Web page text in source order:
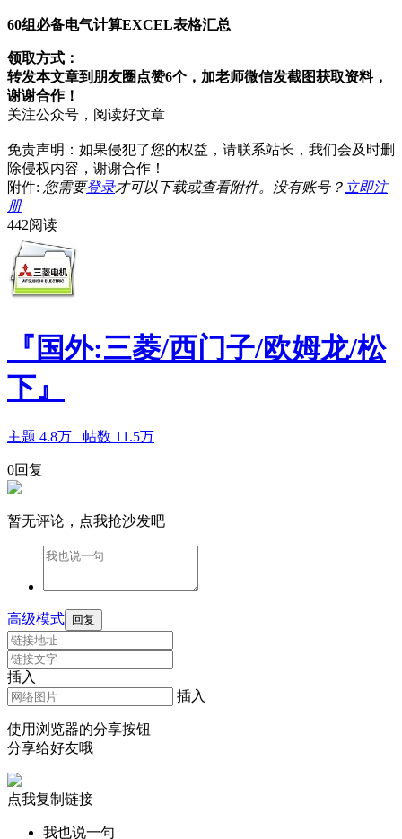
60组必备电气计算EXCEL表格汇总
领取方式：
转发本文章到朋友圈 点赞6个， 加老师微信发截图获取资料，
谢谢合作！
关注公众号，阅读好文章
免责声明：如果侵犯了您的权益，请联系站长，我们会及时删
除侵权内容，谢谢合作！
附件: 您需要登录才可以下载或查看附件。没有账号？ 立即注
册
442阅读
『国外:三菱/西门子/欧姆龙/松
下』
主题 4.8万 帖数 11.5万
0回复
暂无评论，点我抢沙发吧
高级模式 回复
插入
插入
使用浏览器的分享按钮
分享给好友哦
点我复制链接
我也说一句